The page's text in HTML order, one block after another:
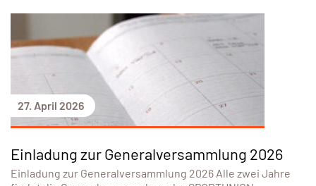
27. April 2026
Einladung zur Generalversammlung 2026
Einladung zur Generalversammlung 2026 Alle zwei Jahre